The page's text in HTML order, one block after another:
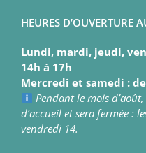
HEURES D’OUVERTURE
Lundi, mardi, jeudi,
14h à 17h
Mercredi et samedi :
Pendant le mois
d’accueil et sera fermée :
vendredi 14.